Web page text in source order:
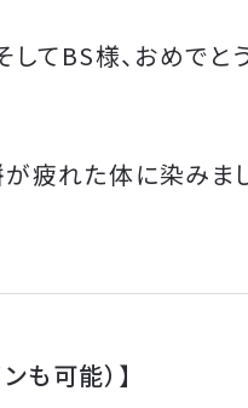
してBS様、おめでと
疲れた体に染みま
も可能）】